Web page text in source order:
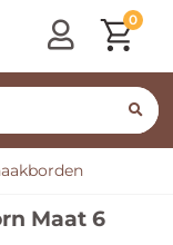
0
Maat 6